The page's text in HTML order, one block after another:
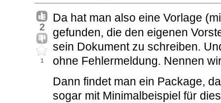
2
1
Da hat man also eine Vorlage
gefunden, die den eigenen
sein Dokument zu schreiben.
ohne Fehlermeldung. Nennen
Dann findet man ein Package,
sogar mit Minimalbeispiel für